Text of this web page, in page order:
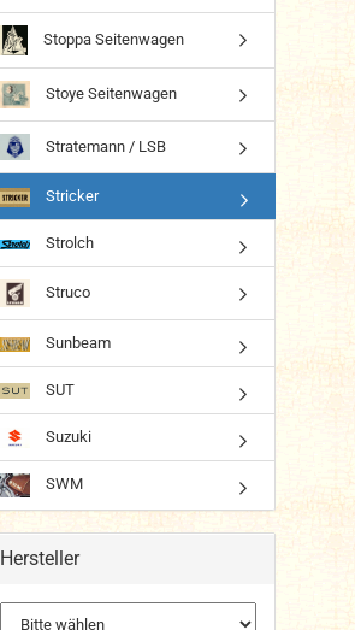
Stoppa Seitenwagen
Stoye Seitenwagen
Stratemann / LSB
Stricker
Strolch
Struco
Sunbeam
SUT
Suzuki
SWM
Hersteller